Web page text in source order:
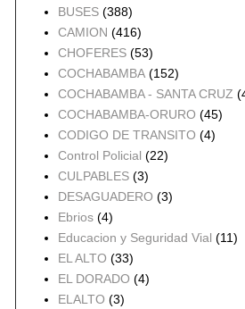
BUSES (388)
CAMION (416)
CHOFERES (53)
COCHABAMBA (152)
COCHABAMBA - SANTA CRUZ
COCHABAMBA-ORURO (45)
CODIGO DE TRANSITO (4)
Control Policial (22)
CULPABLES (3)
DESAGUADERO (3)
Ebrios (4)
Educacion y Seguridad Vial (11)
EL ALTO (33)
EL DORADO (4)
ELALTO (3)